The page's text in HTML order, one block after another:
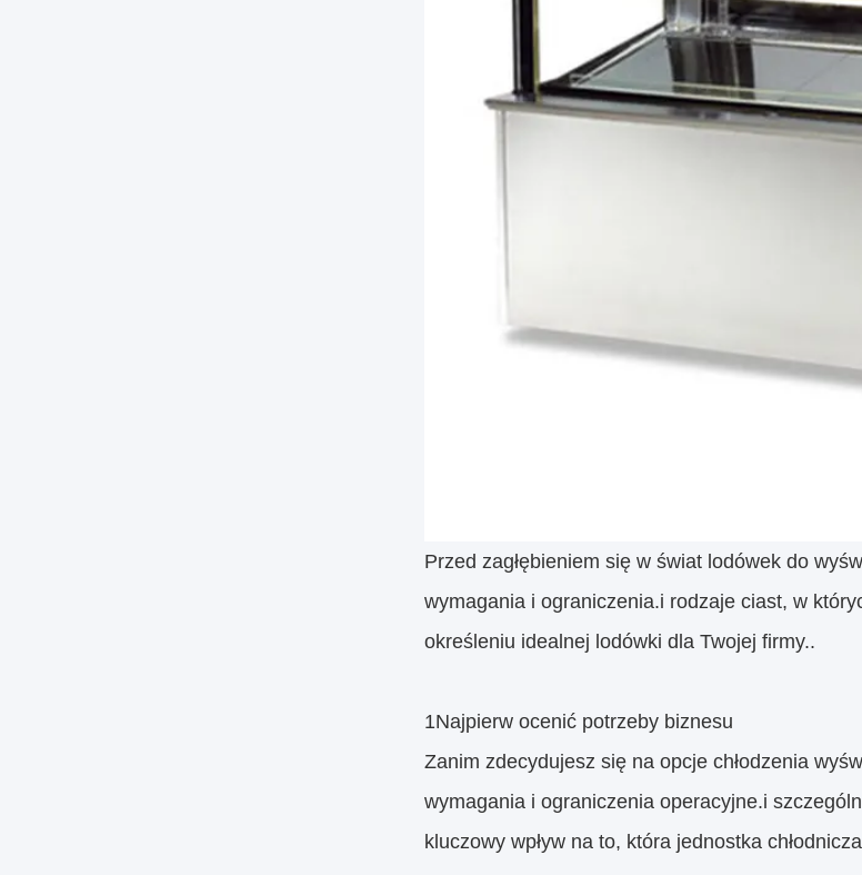
Przed zagłębieniem się w świat lodówek do
wymagania i ograniczenia.i rodzaje ciast, w
określeniu idealnej lodówki dla Twojej firmy..
1Najpierw ocenić potrzeby biznesu
Zanim zdecydujesz się na opcje chłodzenia
wymagania i ograniczenia operacyjne.i
kluczowy wpływ na to, która jednostka